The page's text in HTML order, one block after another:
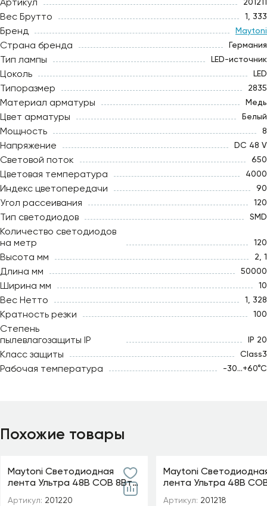
201211
Вес Брутто 1, 333
Бренд Maytoni
Страна бренда Германия
Тип лампы LED-источник
Цоколь LED
Типоразмер 2835
Материал арматуры Медь
Цвет арматуры Белый
Мощность 8
Напряжение DC 48 V
Световой поток 650
Цветовая температура 4000
Индекс цветопередачи 90
Угол рассеивания 120
Тип светодиодов SMD
Количество светодиодов
на метр
120
Высота мм 2, 1
Длина мм 50000
Ширина мм 10
Вес Нетто 1, 328
Кратность резки 100
Степень
пылевлагозащиты IP
IP 20
Класс защиты Class3
Рабочая температура -30...+60°С
Похожие товары
Maytoni Светодиодная
лента Ультра 48В COB 8Вт/
м 4000K 20м IP 20 20D220
Артикул: 201220
Maytoni
лента Ультра 48В
Артикул: 201218